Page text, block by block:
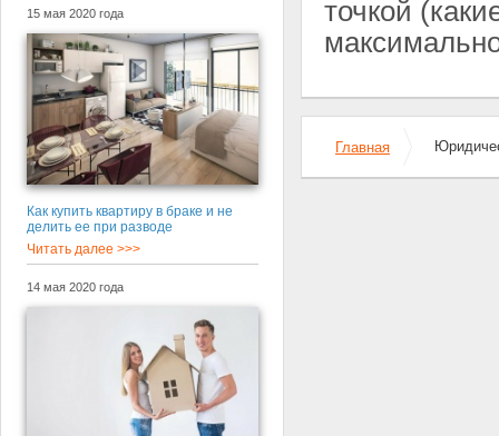
15 мая 2020 года
Как купить квартиру в браке и не
делить ее при разводе
Читать далее >>>
14 мая 2020 года
точкой
Главная